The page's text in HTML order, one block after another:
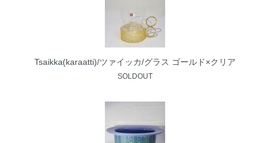
Tsaikka(karaatti)/ツァイッカ/グラス ゴールド×クリア
SOLDOUT